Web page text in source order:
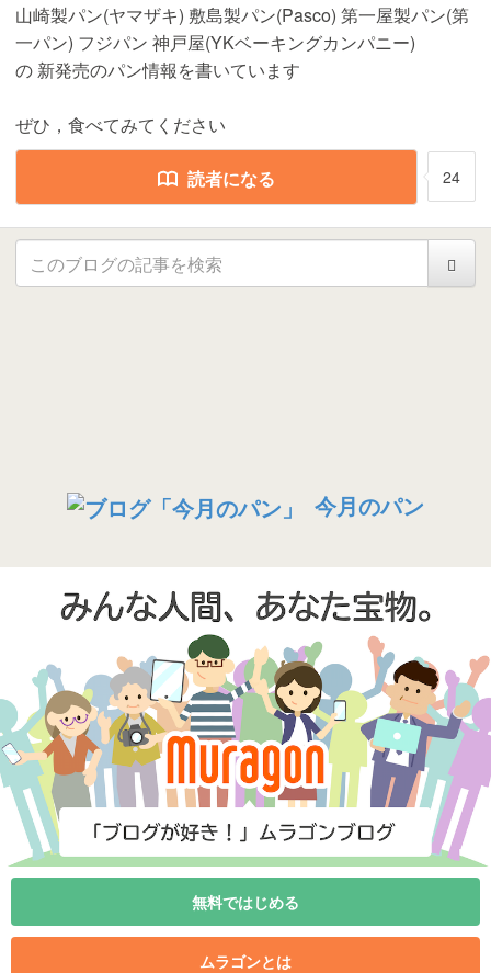
山崎製パン(ヤマザキ) 敷島製パン(Pasco) 第一屋製パン(第
一パン) フジパン 神戸屋(YKベーキングカンパニー)
の 新発売のパン情報を書いています
ぜひ，食べてみてください
読者になる 24
今月のパン
無料ではじめる
ムラゴンとは